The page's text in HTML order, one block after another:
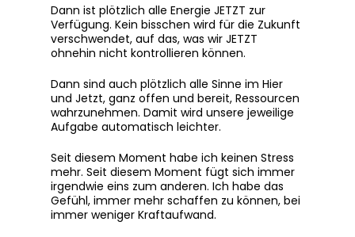
Dann ist plötzlich alle Energie JETZT zur
Verfügung. Kein bisschen wird für die Zukunft
verschwendet, auf das, was wir JETZT
ohnehin nicht kontrollieren können.
Dann sind auch plötzlich alle Sinne im Hier
und Jetzt, ganz offen und bereit, Ressourcen
wahrzunehmen. Damit wird unsere jeweilige
Aufgabe automatisch leichter.
Seit diesem Moment habe ich keinen Stress
mehr. Seit diesem Moment fügt sich immer
irgendwie eins zum anderen. Ich habe das
Gefühl, immer mehr schaffen zu können, bei
immer weniger Kraftaufwand.